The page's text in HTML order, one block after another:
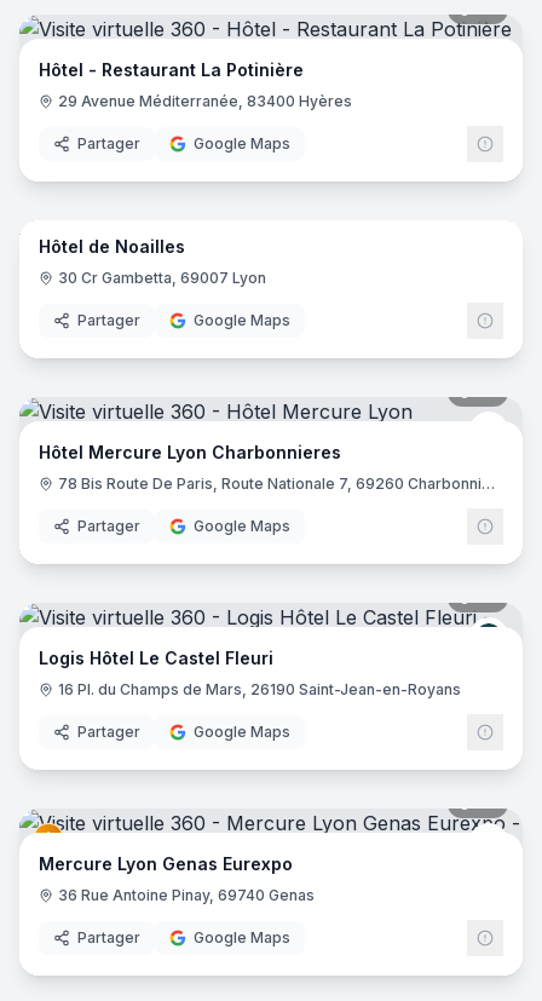
Hôtel - Restaurant La Potinière
29 Avenue Méditerranée, 83400 Hyères
Partager Google Maps
17
Hôtel de Noailles
30 Cr Gambetta, 69007 Lyon
Partager Google Maps
Hôtel Mercure Lyon Charbonnieres
78 Bis Route De Paris, Route Nationale 7, 69260 Charbonnières-les-Bains
Partager Google Maps
Logis Hôtel Le Castel Fleuri
16 Pl. du Champs de Mars, 26190 Saint-Jean-en-Royans
Partager Google Maps
Mercure Lyon Genas Eurexpo
36 Rue Antoine Pinay, 69740 Genas
Partager Google Maps
10